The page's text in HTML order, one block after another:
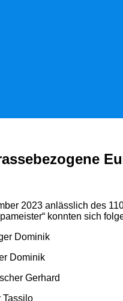
2023 anlässlich des
konnten sich